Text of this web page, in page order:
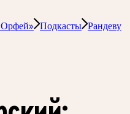
Подкасты Рандеву